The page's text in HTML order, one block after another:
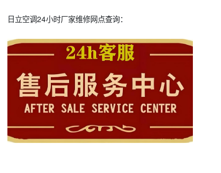
日立空调24小时厂家维修网点查询：